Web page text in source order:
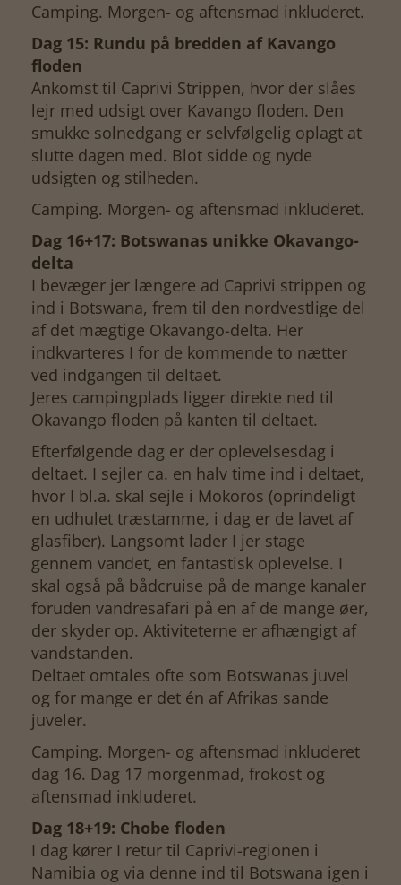
Camping. Morgen- og aftensmad inkluderet.
Dag 15: Rundu på bredden af Kavango
floden
Ankomst til Caprivi Strippen, hvor der slåes
lejr med udsigt over Kavango floden. Den
smukke solnedgang er selvfølgelig oplagt at
slutte dagen med. Blot sidde og nyde
udsigten og stilheden.
Camping. Morgen- og aftensmad inkluderet.
Dag 16+17: Botswanas unikke Okavango-
delta
I bevæger jer længere ad Caprivi strippen og
ind i Botswana, frem til den nordvestlige del
af det mægtige Okavango-delta. Her
indkvarteres I for de kommende to nætter
ved indgangen til deltaet.
Jeres campingplads ligger direkte ned til
Okavango floden på kanten til deltaet.
Efterfølgende dag er der oplevelsesdag i
deltaet. I sejler ca. en halv time ind i deltaet,
hvor I bl.a. skal sejle i Mokoros (oprindeligt
en udhulet træstamme, i dag er de lavet af
glasfiber). Langsomt lader I jer stage
gennem vandet, en fantastisk oplevelse. I
skal også på bådcruise på de mange kanaler
foruden vandresafari på en af de mange øer,
der skyder op. Aktiviteterne er afhængigt af
vandstanden.
Deltaet omtales ofte som Botswanas juvel
og for mange er det én af Afrikas sande
juveler.
Camping. Morgen- og aftensmad inkluderet
dag 16. Dag 17 morgenmad, frokost og
aftensmad inkluderet.
Dag 18+19: Chobe floden
I dag kører I retur til Caprivi-regionen i
Namibia og via denne ind til Botswana igen i